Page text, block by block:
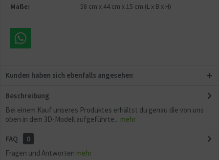
Maße:
58 cm x 44 cm x 15 cm (L x B x H)
Kunden haben sich ebenfalls angesehen
Beschreibung
Bei einem Kauf unseres Produktes erhältst du genau die von uns
oben in dem 3D-Modell aufgeführte... mehr
FAQ
0
Fragen und Antworten mehr